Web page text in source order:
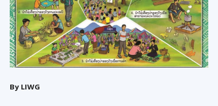
By LIWG